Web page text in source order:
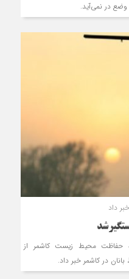
در نمی‌آید.
داد
حفاظت محیط زیست کاشمر از
در کاشمر خبر داد.